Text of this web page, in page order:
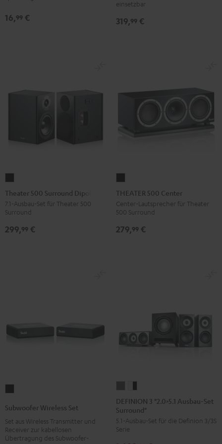
Schwarz
16,99 €
einsetzbar
319,99 €
500
Surround
Dipole
Schwarz
Theater 500 Surround Dipole
7.1-Ausbau-Set für Theater 500
Surround
299,99 €
500
Center
Schwarz
THEATER 500 Center
Center-Lautsprecher für Theater
500 Surround
279,99 €
Set
Schwarz
Subwoofer Wireless Set
Set aus Wireless Transmitter und
Receiver zur kabellosen
Übertragung des Subwoofer-
3
"2.0>5.1
Ausbau-
Set
3
"2.0>5.1
Ausbau-
DEFINION 3 "2.0>5.1 Ausbau-Set
Surround"
5.1-Ausbau-Set für die Definion 3/3S
Serie